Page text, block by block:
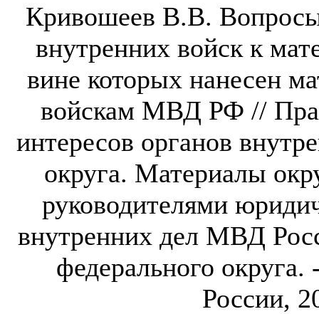
Кривошеев В.В.
внутренних войск к
вине которых нанесен
войскам МВД РФ //
интересов органов
округа. Материалы
руководителями
внутренних дел МВД
федерального
России,